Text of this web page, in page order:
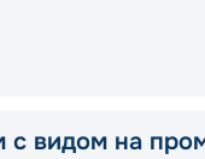
с видом на